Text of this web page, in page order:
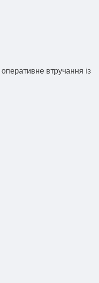
втручання із